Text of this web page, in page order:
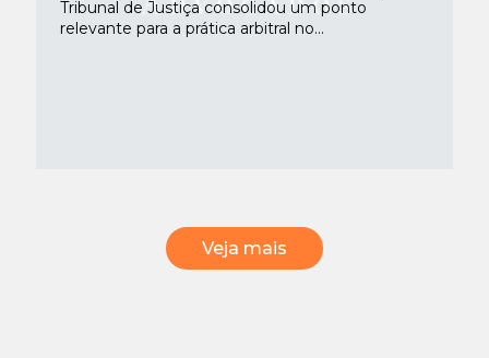
Tribunal de Justiça consolidou um ponto
relevante para a prática arbitral no...
Veja mais